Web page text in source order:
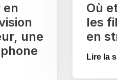
une
Où
les
en
Lire la